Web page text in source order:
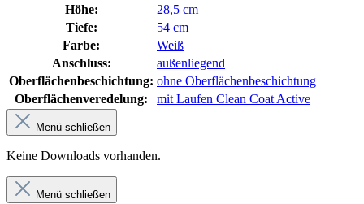
Höhe:
28,5 cm
Tiefe:
54 cm
Farbe:
Weiß
Anschluss:
außenliegend
Oberflächenbeschichtung: ohne Oberflächenbeschichtung
Oberflächenveredelung:
mit Laufen Clean Coat Active
Menü schließen
Keine Downloads vorhanden.
Menü schließen